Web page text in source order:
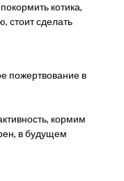
котика,
стоит сделать
пожертвование в
кормим
в будущем